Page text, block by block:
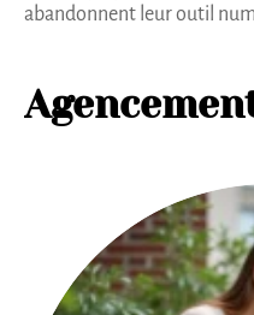
abandonnent leur outil